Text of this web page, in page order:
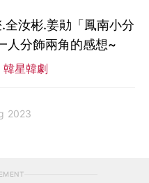
全汝彬.姜勛「鳳南小分
人分飾兩角的感想~
星韓劇
2023